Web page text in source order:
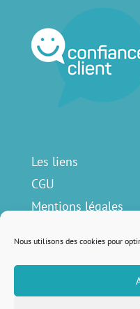
Nous utilisons des cookies pour
Les liens
CGU
Mentions légales